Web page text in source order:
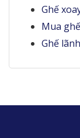
Ghế
Mua
Ghế